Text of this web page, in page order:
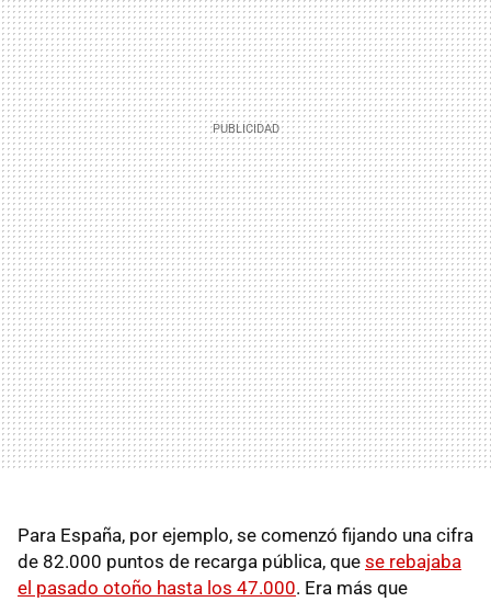
Para España, por ejemplo, se comenzó fijando una cifra
de 82.000 puntos de recarga pública, que se rebajaba
el pasado otoño hasta los 47.000. Era más que